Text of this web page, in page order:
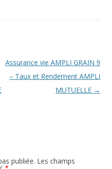
Assurance vie AMPLI GRAIN 9
– Taux et Rendement AMPLI
MUTUELLE →
publiée. Les champs